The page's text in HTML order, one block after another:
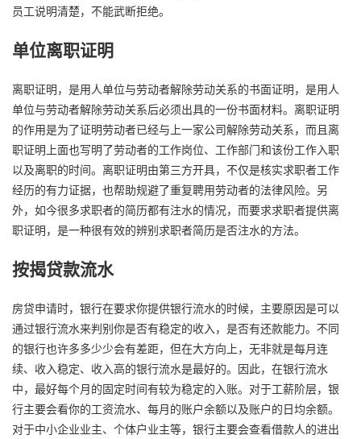
员工说明清楚，不能武断拒绝。
单位离职证明
离职证明，是用人单位与劳动者解除劳动关系的书面证明，是用人
单位与劳动者解除劳动关系后必须出具的一份书面材料。离职证明
的作用是为了证明劳动者已经与上一家公司解除劳动关系，而且离
职证明上面也写明了劳动者的工作岗位、工作部门和该份工作入职
以及离职的时间。离职证明由第三方开具，不仅是核实求职者工作
经历的有力证据，也帮助规避了重复聘用劳动者的法律风险。另
外，如今很多求职者的简历都有注水的情况，而要求求职者提供离
职证明，是一种很有效的辨别求职者简历是否注水的方法。
按揭贷款流水
房贷申请时，银行在要求你提供银行流水的时候，主要原因是可以
通过银行流水来判别你是否有稳定的收入，是否有还款能力。不同
的银行也许多多少少会有差距，但在大方向上，无非就是每月连
续、收入稳定、收入高的银行流水是最好的。因此，在银行流水
中，最好每个月的固定时间有较为稳定的入账。对于工薪阶层，银
行主要会看你的工资流水、每月的账户余额以及账户的日均余额。
对于中小企业业主、个体户业主等，银行主要会查看借款人的进出